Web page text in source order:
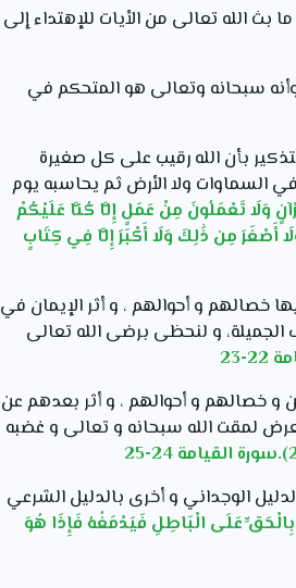
الله تعالى من الأيات للإهتداء إلى
وأنه سبحانه وتعالى هو المتحكم في
بأن الله رقيب على كل صغيرة
السماوات ولا الأرض ثم يحاسبه يوم
وَلَا تَعْمَلُونَ مِنْ عَمَلٍ إِلَّا كُنَّا عَلَيْكُمْ
مِن ذَٰلِكَ وَلَا أَكْبَرَ إِلَّا فِي كِتَابٍ
خصالهم و أحوالهم ، و أثر الإيمان في
و لنحظى برضى الله تعالى
و خصالهم و أحوالهم ، و أثر بعدهم عن
لمقت الله سبحانه و تعالى و غضبه
الوجداني و أخرى بالدليل الشرعي
عَلَى الْبَاطِلِ فَيَدْمَغُهُ فَإِذَا هُوَ